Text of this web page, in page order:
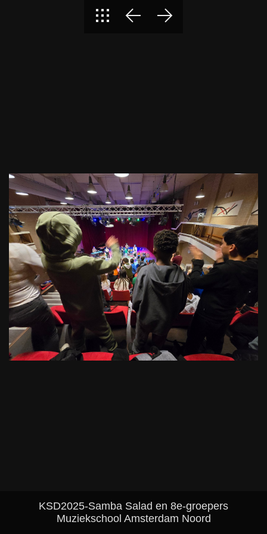
KSD2025-Samba Salad en 8e-groepers
Muziekschool Amsterdam Noord